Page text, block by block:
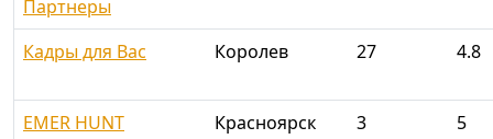
Партнеры
Кадры для Вас Королев 27 4.8
EMER HUNT Красноярск 3 5